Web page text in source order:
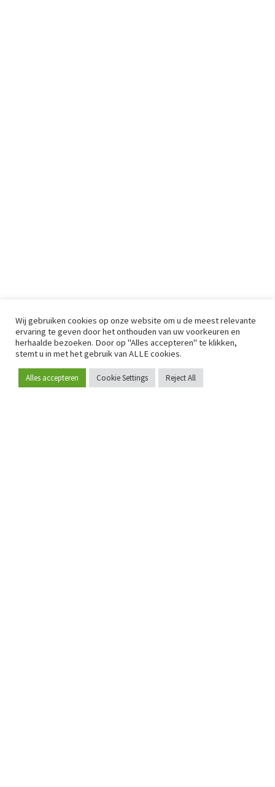
Word lid
Wij gebruiken cookies op onze website om u de meest relevante
ervaring te geven door het onthouden van uw voorkeuren en
herhaalde bezoeken. Door op "Alles accepteren" te klikken,
stemt u in met het gebruik van ALLE cookies.
Alles accepteren Cookie Settings Reject All